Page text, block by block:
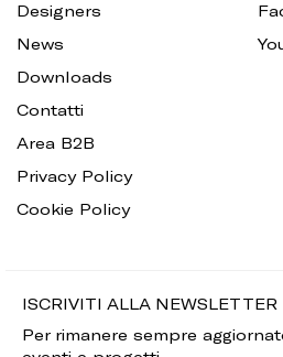
Designers
News
Downloads
Contatti
Area B2B
Privacy Policy
Cookie Policy
ISCRIVITI ALLA NEWSLETTER
Per rimanere sempre